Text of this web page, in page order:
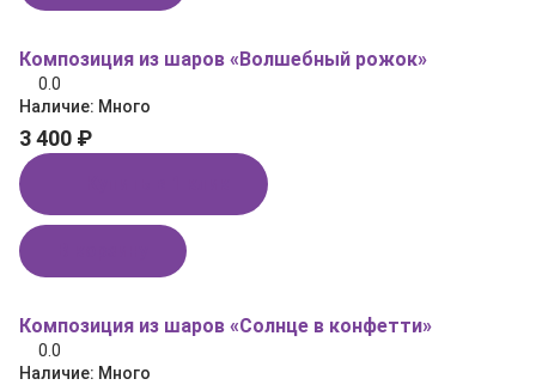
Композиция из шаров «Волшебный рожок»
0.0
Наличие: Много
3 400 ₽
Композиция из шаров «Солнце в конфетти»
0.0
Наличие: Много